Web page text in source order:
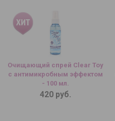
Очищающий спрей Clear Toy
с антимикробным эффектом
- 100 мл.
420 руб.